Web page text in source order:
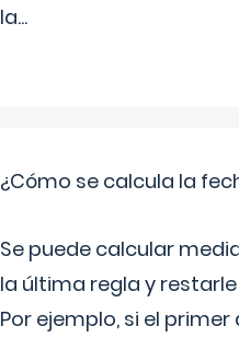
la...
¿Cómo se calcula la
Se puede calcular
la última regla y
Por ejemplo, si el